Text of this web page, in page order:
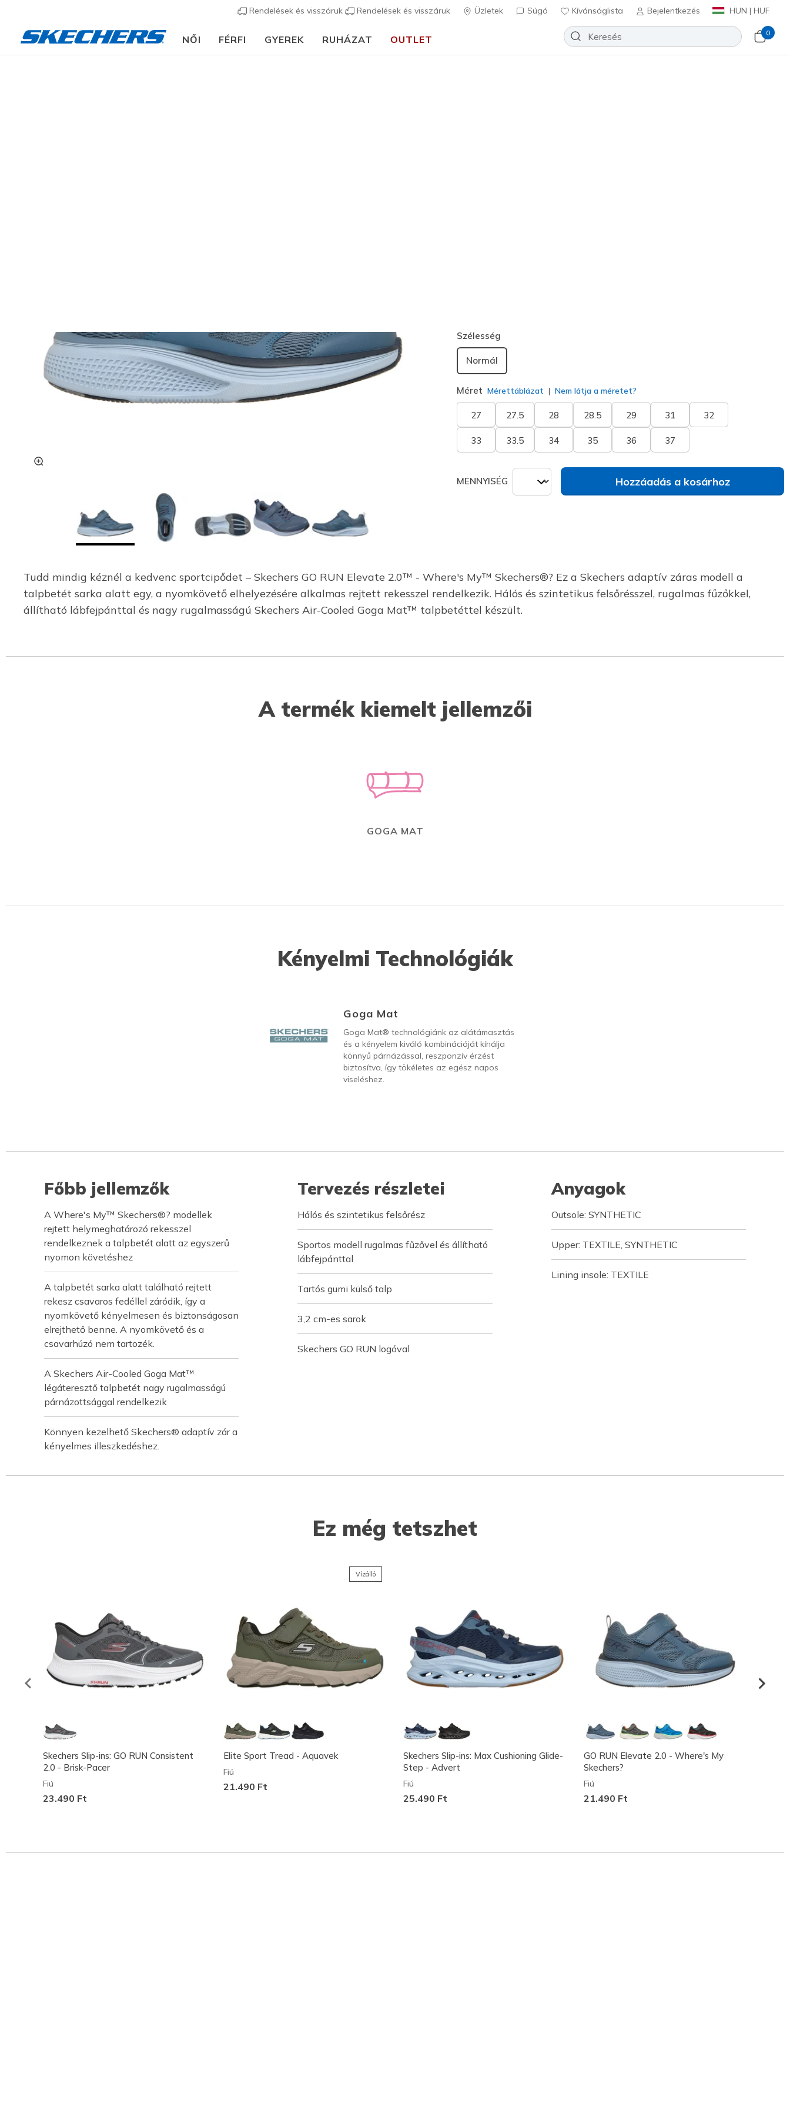
Rendelések és visszáruk Rendelések és visszáruk Üzletek Súgó Kívánságlista Bejelentkezés HUN | HUF
NŐI FÉRFI GYEREK RUHÁZAT OUTLET
0
Szélesség
Normál
Méret Mérettáblázat Nem látja a méretet?
27 27.5 28 28.5 29 31 32
33 33.5 34 35 36 37
MENNYISÉG Hozzáadás a kosárhoz
Tudd mindig kéznél a kedvenc sportcipődet – Skechers GO RUN Elevate 2.0™ - Where's My™ Skechers®? Ez a Skechers adaptív záras modell a
talpbetét sarka alatt egy, a nyomkövető elhelyezésére alkalmas rejtett rekesszel rendelkezik. Hálós és szintetikus felsőrésszel, rugalmas fűzőkkel,
állítható lábfejpánttal és nagy rugalmasságú Skechers Air-Cooled Goga Mat™ talpbetéttel készült.
A termék kiemelt jellemzői
GOGA MAT
Kényelmi Technológiák
Goga Mat
Goga Mat® technológiánk az alátámasztás
és a kényelem kiváló kombinációját kínálja
könnyű párnázással, reszponzív érzést
biztosítva, így tökéletes az egész napos
viseléshez.
Főbb jellemzők
A Where's My™ Skechers®? modellek
rejtett helymeghatározó rekesszel
rendelkeznek a talpbetét alatt az egyszerű
nyomon követéshez
A talpbetét sarka alatt található rejtett
rekesz csavaros fedéllel záródik, így a
nyomkövető kényelmesen és biztonságosan
elrejthető benne. A nyomkövető és a
csavarhúzó nem tartozék.
A Skechers Air-Cooled Goga Mat™
légáteresztő talpbetét nagy rugalmasságú
párnázottsággal rendelkezik
Könnyen kezelhető Skechers® adaptív zár a
kényelmes illeszkedéshez.
Tervezés részletei
Hálós és szintetikus felsőrész
Sportos modell rugalmas fűzővel és állítható
lábfejpánttal
Tartós gumi külső talp
3,2 cm-es sarok
Skechers GO RUN logóval
Anyagok
Outsole: SYNTHETIC
Upper: TEXTILE, SYNTHETIC
Lining insole: TEXTILE
Ez még tetszhet
Skechers Slip-ins: GO RUN Consistent
2.0 - Brisk-Pacer
Fiú
23.490 Ft
Vízálló
Elite Sport Tread - Aquavek
Fiú
21.490 Ft
Skechers Slip-ins: Max Cushioning Glide-
Step - Advert
Fiú
25.490 Ft
GO RUN Elevate 2.0 - Where's My
Skechers?
Fiú
21.490 Ft